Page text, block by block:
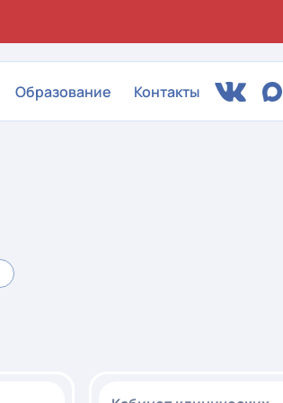
Образование Контакты